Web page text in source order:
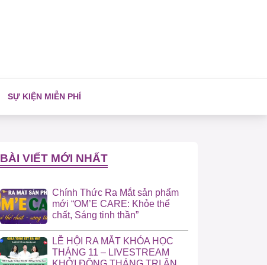
SỰ KIỆN MIỄN PHÍ
BÀI VIẾT MỚI NHẤT
Chính Thức Ra Mắt sản phẩm
mới “OM’E CARE: Khỏe thể
chất, Sáng tinh thần”
LỄ HỘI RA MẮT KHÓA HỌC
THÁNG 11 – LIVESTREAM